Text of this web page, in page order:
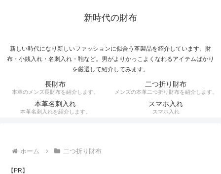
新時代の財布
新しい時代になり新しいファッションに似合う革製品を紹介しています。財
布・小銭入れ・名刺入れ・鞄など。男がよりかっこよくなれるアイテムばかり
を厳選して紹介してみます。
長財布
本革のメンズ長財布を紹介します。
二つ折り財布
メンズの本革二つ折り財布を紹介します。
本革名刺入れ
本革名刺入れを紹介します。
スマホ入れ
スマホ入れ
ホーム 二つ折り財布
【PR】